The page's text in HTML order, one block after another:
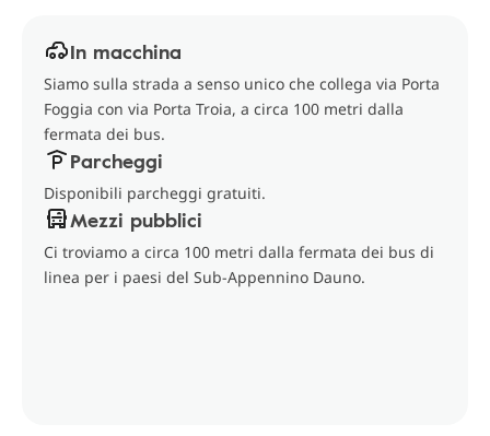
In macchina
Siamo sulla strada a senso unico che collega via Porta
Foggia con via Porta Troia, a circa 100 metri dalla
fermata dei bus.
Parcheggi
Disponibili parcheggi gratuiti.
Mezzi pubblici
Ci troviamo a circa 100 metri dalla fermata dei bus di
linea per i paesi del Sub-Appennino Dauno.